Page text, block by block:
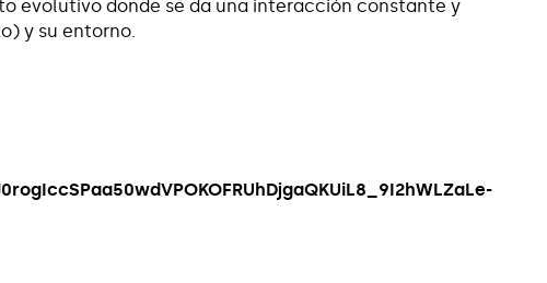
evolutivo donde se da una interacción constante y
y su entorno.